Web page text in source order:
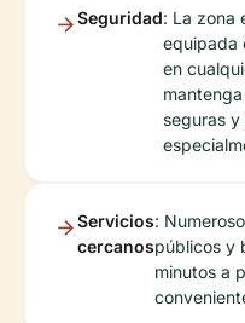
Seguridad: La zona
equipada
en
seguras
Servicios
cercanos
:
públicos y
minutos a